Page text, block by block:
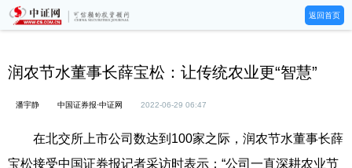
返回首页
润农节水董事长薛宝松：让传统农业更“智慧”
潘宇静 中国证券报·中证网 2022-06-29 06:47
在北交所上市公司数达到100家之际，润农节水董事长薛
宝松接受中国证券报记者采访时表示：“公司一直深耕农业节